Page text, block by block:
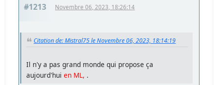
#1213 Novembre 06, 2023, 18:26:14
Citation de: Mistral75 le Novembre 06, 2023, 18:14:19
Il n'y a pas grand monde qui propose ça
aujourd'huien ML, .